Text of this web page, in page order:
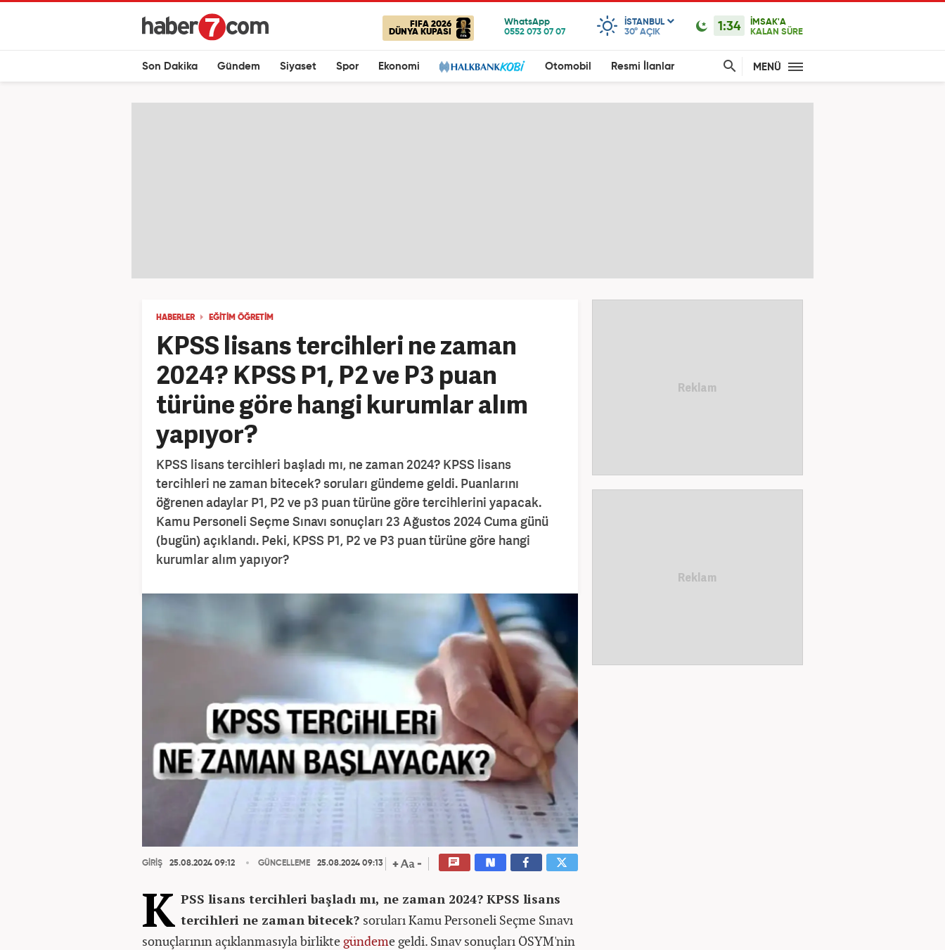
FIFA 2026
DÜNYA KUPASI
ISTANBUL
30° AÇIK 1:34
İMSAK'A
KALAN SÜRE
Son Dakika Gündem Siyaset Spor Ekonomi Otomobil Resmi İlanlar MENÜ
HABERLER EĞİTİM ÖĞRETİM
KPSS lisans tercihleri ne zaman
2024? KPSS P1, P2 ve P3 puan
türüne göre hangi kurumlar alım
yapıyor?
KPSS lisans tercihleri başladı mı, ne zaman 2024? KPSS lisans
tercihleri ne zaman bitecek? soruları gündeme geldi. Puanlarını
öğrenen adaylar P1, P2 ve p3 puan türüne göre tercihlerini yapacak.
Kamu Personeli Seçme Sınavı sonuçları 23 Ağustos 2024 Cuma günü
(bugün) açıklandı. Peki, KPSS P1, P2 ve P3 puan türüne göre hangi
kurumlar alım yapıyor?
GİRİŞ 25.08.2024 09:12 GÜNCELLEME 25.08.2024 09:13
K PSS lisans tercihleri başladı mı, ne zaman 2024? KPSS lisans
tercihleri ne zaman bitecek? soruları Kamu Personeli Seçme Sınavı
sonuçlarının açıklanmasıyla birlikte gündeme geldi. Sınav sonuçları ÖSYM'nin